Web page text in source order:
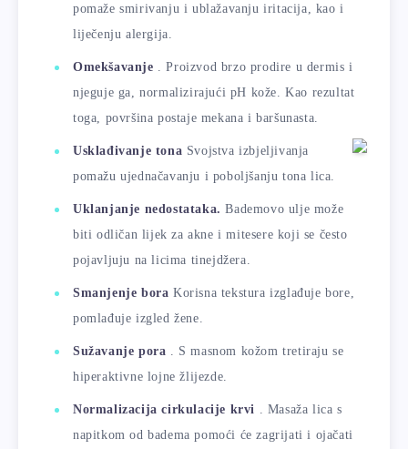
pomaže smirivanju i ublažavanju iritacija, kao i
liječenju alergija.
Omekšavanje . Proizvod brzo prodire u dermis i
njeguje ga, normalizirajući pH kože. Kao rezultat
toga, površina postaje mekana i baršunasta.
Usklađivanje tona Svojstva izbjeljivanja
pomažu ujednačavanju i poboljšanju tona lica.
Uklanjanje nedostataka. Bademovo ulje može
biti odličan lijek za akne i mitesere koji se često
pojavljuju na licima tinejdžera.
Smanjenje bora Korisna tekstura izglađuje bore,
pomlađuje izgled žene.
Sužavanje pora . S masnom kožom tretiraju se
hiperaktivne lojne žlijezde.
Normalizacija cirkulacije krvi
. Masaža lica s
napitkom od badema pomoći će zagrijati i ojačati